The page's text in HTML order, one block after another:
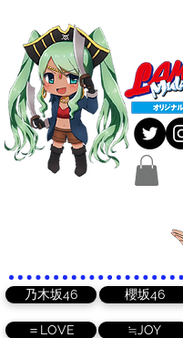
乃木坂46 櫻坂46
＝LOVE ≒JOY